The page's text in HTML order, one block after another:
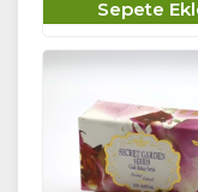
Sepete